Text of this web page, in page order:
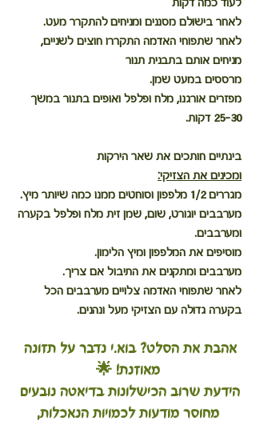
לעוד כמה דקות
לאחר בישולם מסננים ומניחים להתקרר מעט.
לאחר שתפוחי האדמה התקררו חוצים לשניים,
מניחים אותם בתבנית תנור
מרססים במעט שמן.
מפזרים אורגנו, מלח ופלפל ואופים בתנור במשך
25-30 דקות.
בינתיים חותכים את שאר הירקות
ומכינים את הצזיקי:
מגררים 1/2 מלפפון וסוחטים ממנו כמה שיותר מיץ.
מערבבים יוגורט, שום, שמן זית מלח ופלפל בקערה
ומערבבים.
מוסיפים את המלפפון ומיץ הלימון.
מערבבים ומתקנים את התיבול אם צריך.
לאחר שתפוחי האדמה צלויים מערבבים הכל
בקערה גדולה עם הצזיקי מעל ונהנים.
אהבת את הסלט? בוא.י נדבר על תזונה
מאוזנת! 🌟
הידעת שרוב הכישלונות בדיאטה נובעים
מחוסר מודעות לכמויות הנאכלות,